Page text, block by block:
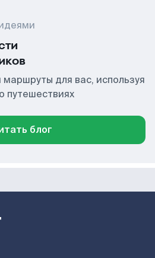
для вас, используя
путешествиях
блог